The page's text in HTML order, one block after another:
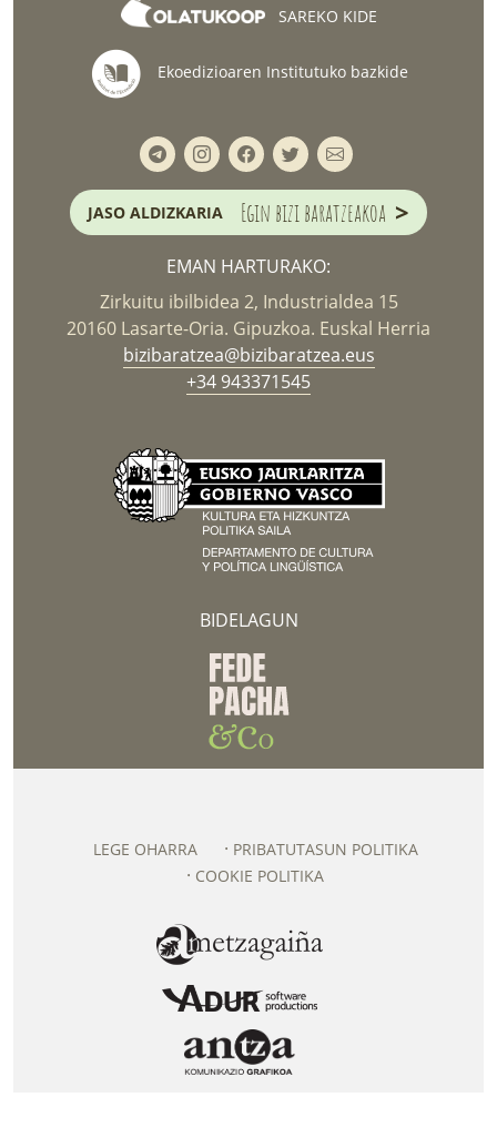
SAREKO KIDE
Ekoedizioaren Institutuko bazkide
JASO ALDIZKARIA Egin bizi baratzeakoa >
EMAN HARTURAKO:
Zirkuitu ibilbidea 2, Industrialdea 15
20160 Lasarte-Oria. Gipuzkoa. Euskal Herria
bizibaratzea@bizibaratzea.eus
+34 943371545
BIDELAGUN
LEGE OHARRA
PRIBATUTASUN POLITIKA
COOKIE POLITIKA